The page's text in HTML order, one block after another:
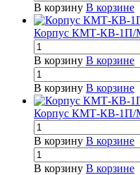
В корзину В корзине
Корпус КМТ-КВ-1П/
В корзину В корзине
В корзину В корзине
Корпус КМТ-КВ-1П/
В корзину В корзине
В корзину В корзине